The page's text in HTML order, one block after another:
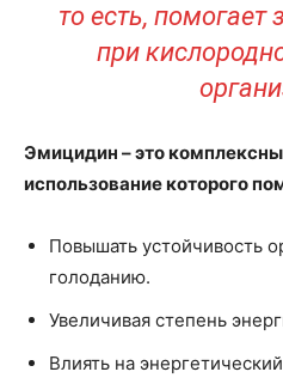
то есть, помогает
при
Эмицидин – это
использование которого
Повышать устойчивость
голоданию.
Увеличивая степень
Влиять на